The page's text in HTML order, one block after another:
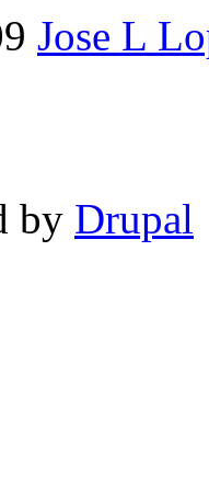
Jose L
by Drupal